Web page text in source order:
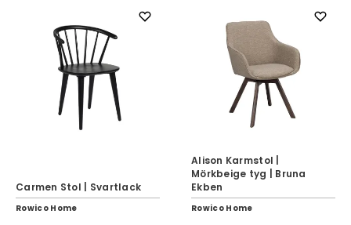
Carmen Stol | Svartlack
Rowico Home
Alison Karmstol |
Mörkbeige tyg | Bruna
Ekben
Rowico Home